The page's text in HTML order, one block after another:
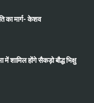
का मार्ग- केशव
में शामिल होंगे सैकड़ो बौद्ध भिक्षु